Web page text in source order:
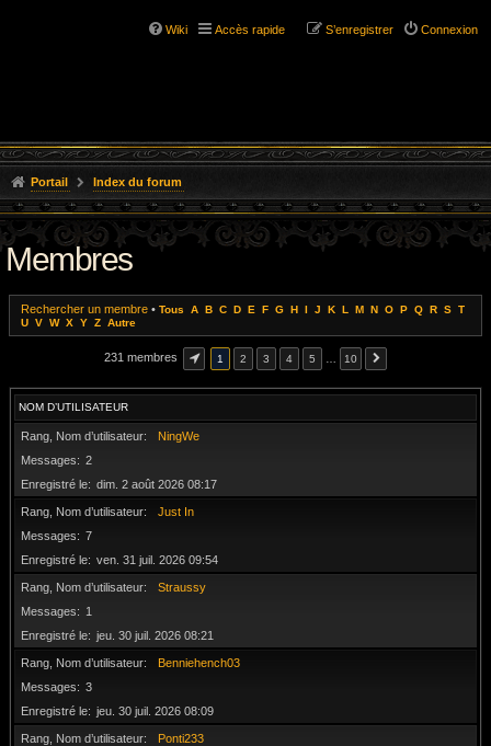
Wiki Accès rapide Connexion
S’enregistrer
Portail Index du forum
Membres
Rechercher un membre • Tous A B C D E F G H I J K L M N O P Q R S T
U V W X Y Z Autre
231 membres 1 2 3 4 5 10
NOM D’UTILISATEUR
Rang, Nom d’utilisateur
NingWe
Messages
2
Enregistré le
dim. 2 août 2026 08:17
Rang, Nom d’utilisateur
Just In
Messages
7
Enregistré le
ven. 31 juil. 2026 09:54
Rang, Nom d’utilisateur
Straussy
Messages
1
Enregistré le
jeu. 30 juil. 2026 08:21
Rang, Nom d’utilisateur
Benniehench03
Messages
3
Enregistré le
jeu. 30 juil. 2026 08:09
Rang, Nom d’utilisateur
Ponti233